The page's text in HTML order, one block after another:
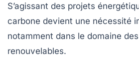
S’agissant des projets
carbone devient une nécessité
notamment dans le domaine des
renouvelables.